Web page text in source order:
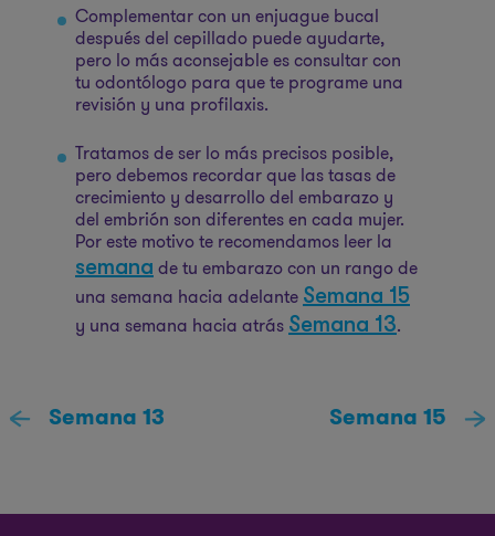
Complementar con un enjuague bucal
después del cepillado puede ayudarte,
pero lo más aconsejable es consultar con
tu odontólogo para que te programe una
revisión y una profilaxis.
Tratamos de ser lo más precisos posible,
pero debemos recordar que las tasas de
crecimiento y desarrollo del embarazo y
del embrión son diferentes en cada mujer.
Por este motivo te recomendamos leer la
semana de tu embarazo con un rango de
una semana hacia adelante Semana 15
y una semana hacia atrás Semana 13.
Semana 13 Semana 15